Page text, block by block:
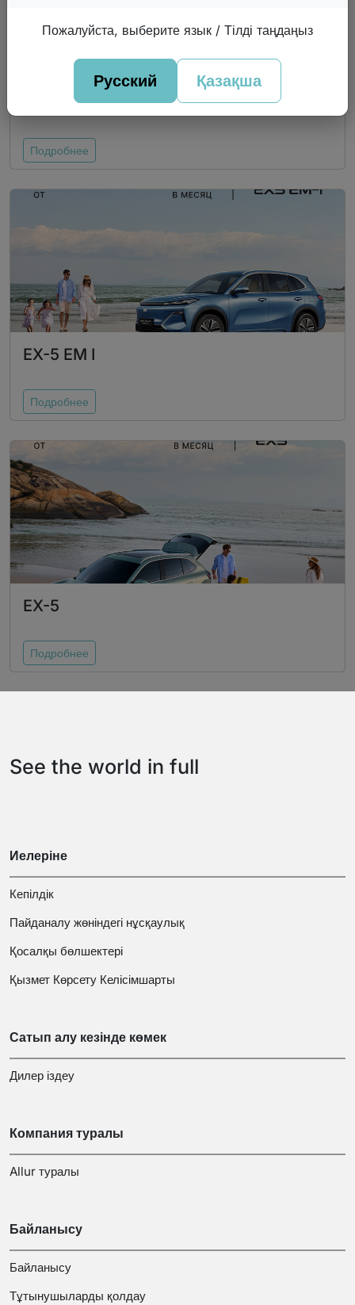
CityRay
Подробнее
EX-5 EM I
Подробнее
EX-5
Подробнее
See the world in full
Иелеріне
Кепілдік
Пайданалу жөніндегі нұсқаулық
Қосалқы бөлшектері
Қызмет Көрсету Келісімшарты
Сатып алу кезінде көмек
Дилер іздеу
Компания туралы
Allur туралы
Байланысу
Байланысу
Тұтынушыларды қолдау
Пожалуйста, выберите язык / Тілді таңдаңыз
Русский Қазақша